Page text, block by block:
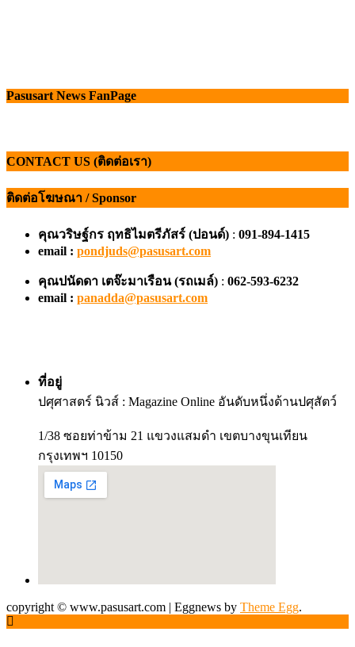
Pasusart News FanPage
CONTACT US (ติดต่อเรา)
ติดต่อโฆษณา / Sponsor
คุณวริษฐ์กร ฤทธิไมตรีภัสร์ (ปอนด์) : 091-894-1415
email : pondjuds@pasusart.com
คุณปนัดดา เตจ๊ะมาเรือน (รถเมล์) : 062-593-6232
email : panadda@pasusart.com
ที่อยู่
ปศุศาสตร์ นิวส์ : Magazine Online อันดับหนึ่งด้านปศุสัตว์
1/38 ซอยท่าข้าม 21 แขวงแสมดำ เขตบางขุนเทียน
กรุงเทพฯ 10150
copyright © www.pasusart.com | Eggnews by Theme Egg.